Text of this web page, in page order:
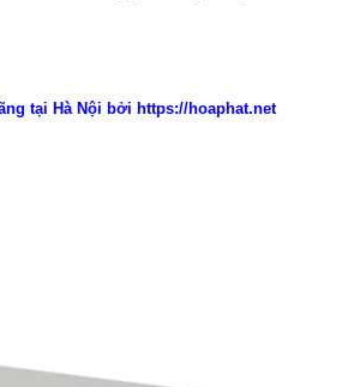
tại Hà Nội bởi https://hoaphat.net